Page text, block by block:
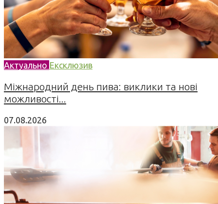
Актуально Ексклюзив
Міжнародний день пива: виклики та нові
можливості...
07.08.2026